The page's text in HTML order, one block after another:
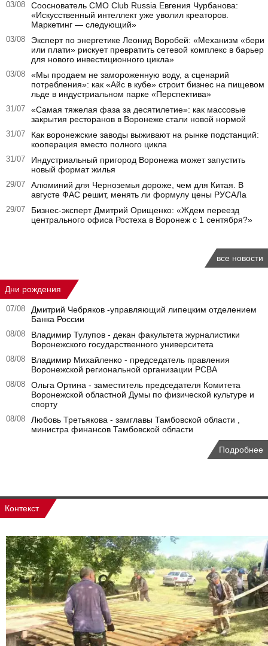
03/08
Сооснователь CMO Club Russia Евгения Чурбанова:
«Искусственный интеллект уже уволил креаторов.
Маркетинг — следующий»
03/08
Эксперт по энергетике Леонид Воробей: «Механизм «бери
или плати» рискует превратить сетевой комплекс в барьер
для нового инвестиционного цикла»
03/08
«Мы продаем не замороженную воду, а сценарий
потребления»: как «Айс в кубе» строит бизнес на пищевом
льде в индустриальном парке «Перспектива»
31/07
«Самая тяжелая фаза за десятилетие»: как массовые
закрытия ресторанов в Воронеже стали новой нормой
31/07
Как воронежские заводы выживают на рынке подстанций:
кооперация вместо полного цикла
31/07
Индустриальный пригород Воронежа может запустить
новый формат жилья
29/07
Алюминий для Черноземья дороже, чем для Китая. В
августе ФАС решит, менять ли формулу цены РУСАЛа
29/07
Бизнес-эксперт Дмитрий Орищенко: «Ждем переезд
центрального офиса Ростеха в Воронеж с 1 сентября?»
все новости
Дни рождения
07/08
Дмитрий Чебряков -управляющий липецким отделением
Банка России
08/08
Владимир Тулупов - декан факультета журналистики
Воронежского государственного университета
08/08
Владимир Михайленко - председатель правления
Воронежской региональной организации РСВА
08/08
Ольга Ортина - заместитель председателя Комитета
Воронежской областной Думы по физической культуре и
спорту
08/08
Любовь Третьякова - замглавы Тамбовской области ,
министра финансов Тамбовской области
Подробнее
Контекст